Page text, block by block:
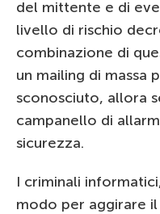
del mittente e di
livello di rischio
combinazione di
un mailing di massa
sconosciuto, allora
campanello di
sicurezza.
I criminali
modo per aggirare